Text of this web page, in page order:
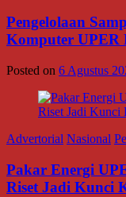
Pengelolaan
Komputer UPER
Posted on 6 Agustus
Advertorial Nasional
Pakar Energi
Riset Jadi Kunci